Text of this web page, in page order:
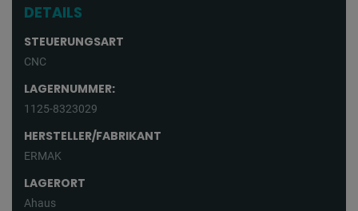
DETAILS
STEUERUNGSART
CNC
LAGERNUMMER:
1125-8323029
HERSTELLER/FABRIKANT
ERMAK
LAGERORT
Ahaus